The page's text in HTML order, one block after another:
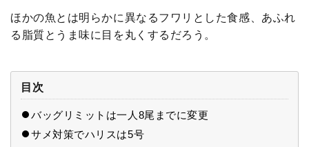
ほかの魚とは明らかに異なるフワリとした食感、あふれ
る脂質とうま味に目を丸くするだろう。
目次
バッグリミットは一人8尾までに変更
サメ対策でハリスは5号